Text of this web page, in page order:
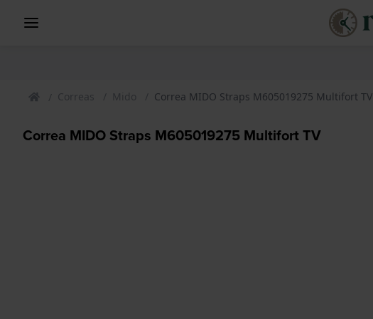
Correas Mido Correa MIDO Straps M605019275 Multifort TV
Correa MIDO Straps M605019275 Multifort TV